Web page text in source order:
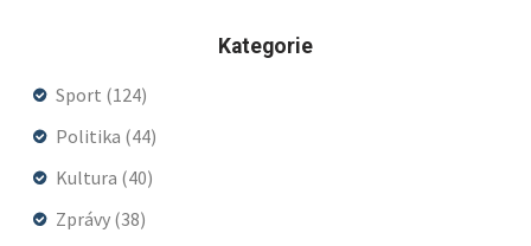
Kategorie
Sport (124)
Politika (44)
Kultura (40)
Zprávy (38)